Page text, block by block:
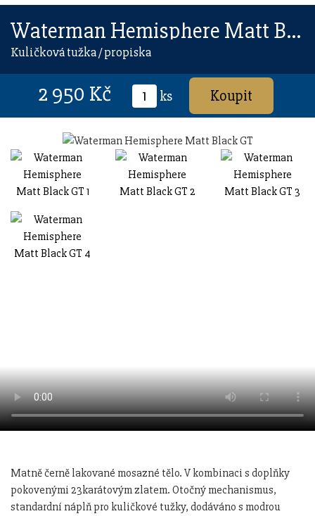
Waterman Hemisphere Matt Black GT
Kuličková tužka / propiska
2 950 Kč ks
Matně černě lakované mosazné tělo. V kombinaci s doplňky
pokovenými 23karátovým zlatem. Otočný mechanismus,
standardní náplň pro kuličkové tužky, dodáváno s modrou